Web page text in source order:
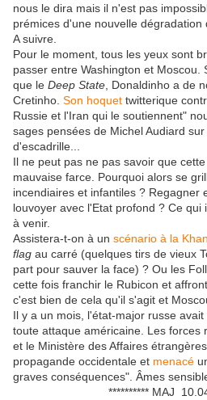
nous le dira mais il n'est pas
prémices d'une nouvelle dégradation
A suivre.
Pour le moment, tous les yeux sont
passer entre Washington et Moscou.
que le Deep State , Donaldinho a de
Cretinho. Son hoquet twitterique
Russie et l'Iran qui le soutiennent"
sages pensées de Michel Audiard
d'escadrille...
Il ne peut pas ne pas savoir que
mauvaise farce. Pourquoi alors se
incendiaires et infantiles ? Regagner
louvoyer avec l'Etat profond ? Ce
à venir.
Assistera-t-on à un scénario à la
flag au carré (quelques tirs de vieux
part pour sauver la face) ? Ou les
cette fois franchir le Rubicon et
c'est bien de cela qu'il s'agit et
Il y a un mois, l'état-major russe
toute attaque américaine. Les forces
et le Ministère des Affaires
propagande occidentale et menacé
graves conséquences". Âmes
********** MAJ